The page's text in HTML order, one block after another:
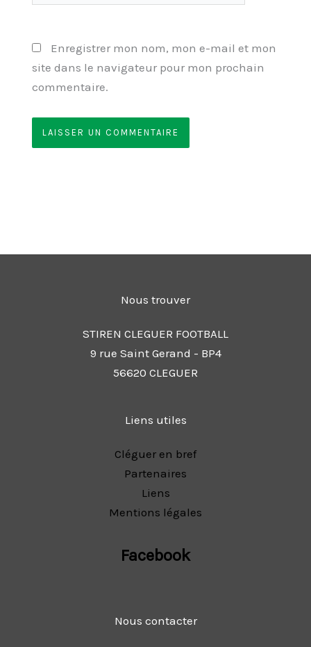
Enregistrer mon nom, mon e-mail et mon
site dans le navigateur pour mon prochain
commentaire.
Nous trouver
STIREN CLEGUER FOOTBALL
9 rue Saint Gerand - BP4
56620 CLEGUER
Liens utiles
Cléguer en bref
Partenaires
Liens
Mentions légales
Facebook
Nous contacter